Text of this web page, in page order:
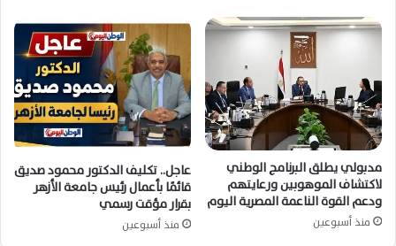
مدبولي يطلق البرنامج الوطني
لاكتشاف الموهوبين ورعايتهم
ودعم القوة الناعمة المصرية اليوم
منذ أسبوعين
عاجل.. تكليف الدكتور محمود صديق
قائمًا بأعمال رئيس جامعة الأزهر
بقرار مؤقت رسمي
منذ أسبوعين